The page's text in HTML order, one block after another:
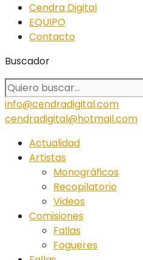
Cendra Digital
EQUIPO
Contacto
Buscador
info@cendradigital.com
cendradigital@hotmail.com
Actualidad
Artistas
Monográficos
Recopilatorio
Videos
Comisiones
Fallas
Fogueres